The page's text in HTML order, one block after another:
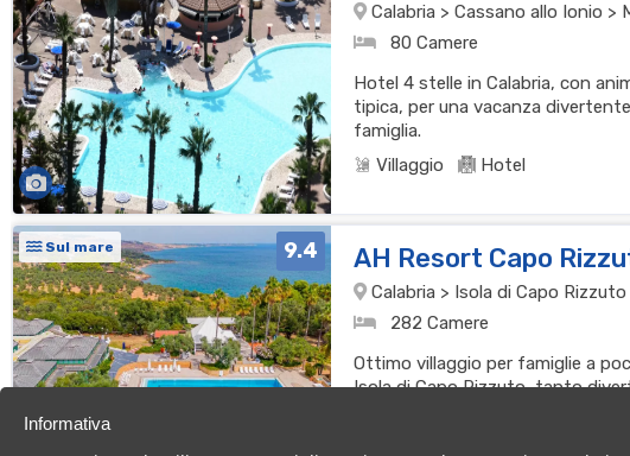
Calabria > Cassano allo Ionio >
80 Camere
Hotel 4 stelle in Calabria, con
tipica, per una vacanza
famiglia.
Villaggio
Hotel
Sul mare 9.4 AH Resort Capo
Calabria > Isola di Capo
282 Camere
Ottimo villaggio per famiglie a
Isola di Capo Rizzuto, tanto
Informativa